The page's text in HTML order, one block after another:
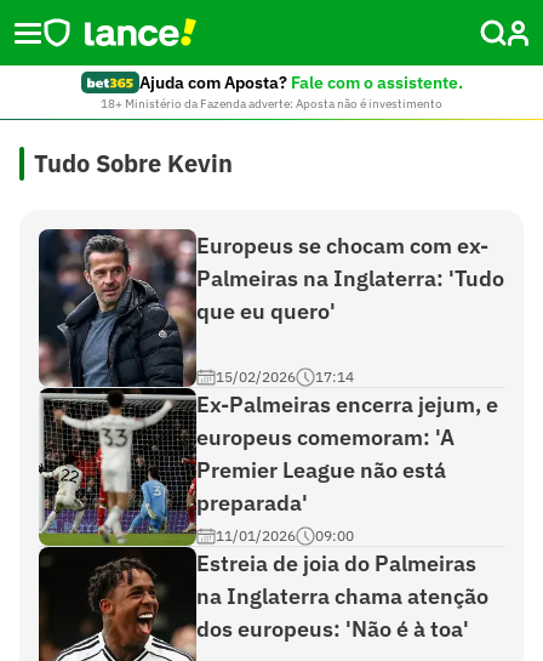
Ajuda com Aposta? Fale com o assistente.
18+ Ministério da Fazenda adverte: Aposta não é investimento
Tudo Sobre Kevin
Europeus se chocam com ex-
Palmeiras na Inglaterra: 'Tudo
que eu quero'
15/02/2026 17:14
Ex-Palmeiras encerra jejum, e
europeus comemoram: 'A
Premier League não está
preparada'
11/01/2026 09:00
Estreia de joia do Palmeiras
na Inglaterra chama atenção
dos europeus: 'Não é à toa'